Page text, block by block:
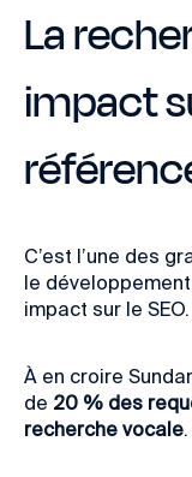
La
impact
C’est l’une des
le
impact sur le SEO.
À en croire
de 20 % des
recherche vocale.